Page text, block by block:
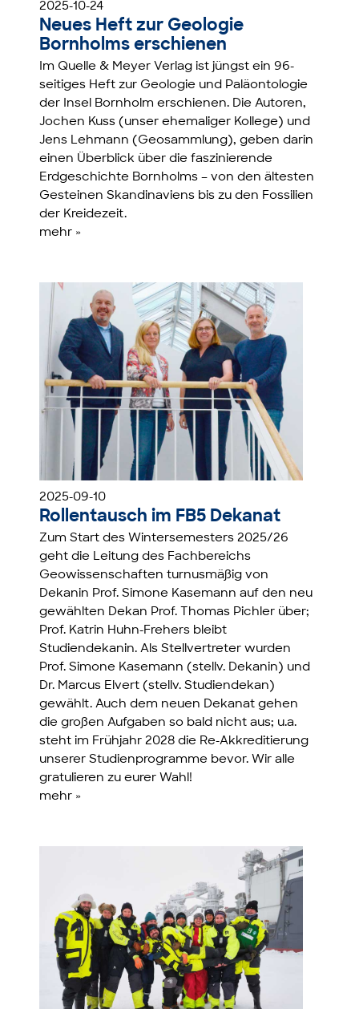
2025-10-24
Neues Heft zur Geologie
Bornholms erschienen
Im Quelle & Meyer Verlag ist jüngst ein 96-
seitiges Heft zur Geologie und Paläontologie
der Insel Bornholm erschienen. Die Autoren,
Jochen Kuss (unser ehemaliger Kollege) und
Jens Lehmann (Geosammlung), geben darin
einen Überblick über die faszinierende
Erdgeschichte Bornholms – von den ältesten
Gesteinen Skandinaviens bis zu den Fossilien
der Kreidezeit.
mehr »
2025-09-10
Rollentausch im FB5 Dekanat
Zum Start des Wintersemesters 2025/26
geht die Leitung des Fachbereichs
Geowissenschaften turnusmäßig von
Dekanin Prof. Simone Kasemann auf den neu
gewählten Dekan Prof. Thomas Pichler über;
Prof. Katrin Huhn-Frehers bleibt
Studiendekanin. Als Stellvertreter wurden
Prof. Simone Kasemann (stellv. Dekanin) und
Dr. Marcus Elvert (stellv. Studiendekan)
gewählt. Auch dem neuen Dekanat gehen
die großen Aufgaben so bald nicht aus; u.a.
steht im Frühjahr 2028 die Re-Akkreditierung
unserer Studienprogramme bevor. Wir alle
gratulieren zu eurer Wahl!
mehr »